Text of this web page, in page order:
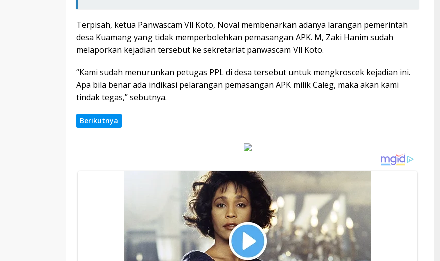
Terpisah, ketua Panwascam Vll Koto, Noval membenarkan adanya larangan pemerintah
desa Kuamang yang tidak memperbolehkan pemasangan APK. M, Zaki Hanim sudah
melaporkan kejadian tersebut ke sekretariat panwascam Vll Koto.
“Kami sudah menurunkan petugas PPL di desa tersebut untuk mengkroscek kejadian ini.
Apa bila benar ada indikasi pelarangan pemasangan APK milik Caleg, maka akan kami
tindak tegas,” sebutnya.
Berikutnya